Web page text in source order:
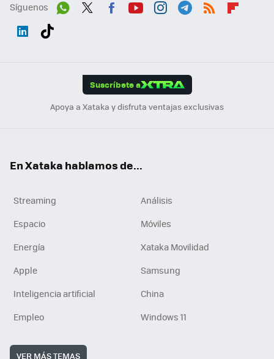
Síguenos
Suscríbete a
Apoya a Xataka y disfruta ventajas exclusivas
En Xataka hablamos de...
Streaming
Análisis
Espacio
Móviles
Energía
Xataka Movilidad
Apple
Samsung
Inteligencia artificial
China
Empleo
Windows 11
VER MÁS TEMAS